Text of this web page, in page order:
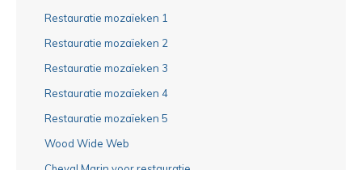
Restauratie mozaïeken 1
Restauratie mozaïeken 2
Restauratie mozaïeken 3
Restauratie mozaïeken 4
Restauratie mozaïeken 5
Wood Wide Web